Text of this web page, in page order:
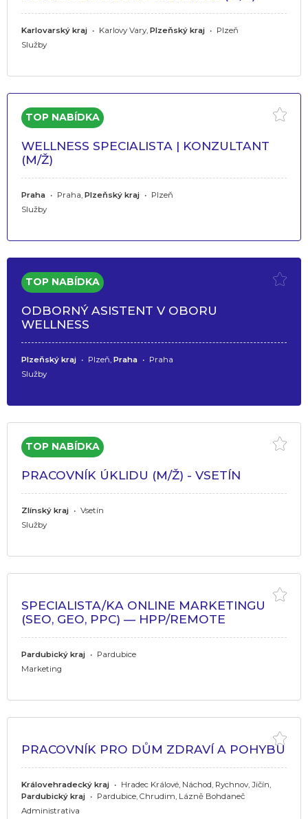
Karlovarský kraj • Karlovy Vary, Plzeňský kraj • Plzeň
Služby
WELLNESS SPECIALISTA | KONZULTANT
(M/Ž)
Praha • Praha, Plzeňský kraj • Plzeň
Služby
ODBORNÝ ASISTENT V OBORU
WELLNESS
Plzeňský kraj • Plzeň, Praha • Praha
Služby
PRACOVNÍK ÚKLIDU (M/Ž) - VSETÍN
Zlínský kraj • Vsetín
Služby
SPECIALISTA/KA ONLINE MARKETINGU
(SEO, GEO, PPC) — HPP/REMOTE
Pardubický kraj • Pardubice
Marketing
PRACOVNÍK PRO DŮM ZDRAVÍ A POHYBU
Královehradecký kraj • Hradec Králové, Náchod, Rychnov, Jičín,
Pardubický kraj • Pardubice, Chrudim, Lázně Bohdaneč
Administrativa